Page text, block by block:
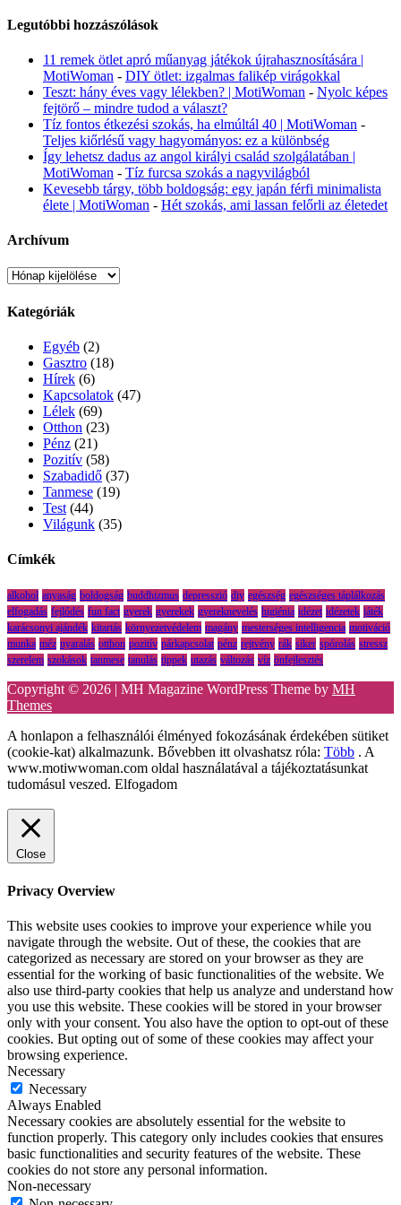
Legutóbbi hozzászólások
11 remek ötlet apró műanyag játékok újrahasznosítására |
MotiWoman - DIY ötlet: izgalmas falikép virágokkal
Teszt: hány éves vagy lélekben? | MotiWoman - Nyolc képes
fejtörő – mindre tudod a választ?
Tíz fontos étkezési szokás, ha elmúltál 40 | MotiWoman -
Teljes kiőrlésű vagy hagyományos: ez a különbség
Így lehetsz dadus az angol királyi család szolgálatában |
MotiWoman - Tíz furcsa szokás a nagyvilágból
Kevesebb tárgy, több boldogság: egy japán férfi minimalista
élete | MotiWoman - Hét szokás, ami lassan felőrli az életedet
Archívum
Archívum
Kategóriák
Egyéb (2)
Gasztro (18)
Hírek (6)
Kapcsolatok (47)
Lélek (69)
Otthon (23)
Pénz (21)
Pozitív (58)
Szabadidő (37)
Tanmese (19)
Test (44)
Világunk (35)
Címkék
alkohol anyaság boldogság buddhizmus depresszió diy egészség egészséges táplálkozás
elfogadás fejlődés fun fact gyerek gyerekek gyereknevelés higiénia idézet idézetek játék
karácsonyi ajándék kitartás környezetvédelem magány mesterséges intelligencia motiváció
munka méz nyaralás otthon pozitív párkapcsolat pénz rejtvény rák siker spórolás stressz
szerelem szokások tanmese tanulás tippek utazás változás víz önfejlesztés
Copyright © 2026 | MH Magazine WordPress Theme by MH
Themes
A honlapon a felhasználói élményed fokozásának érdekében sütiket
(cookie-kat) alkalmazunk. Bővebben itt olvashatsz róla: Több . A
www.motiwwoman.com oldal használatával a tájékoztatásunkat
tudomásul veszed. Elfogadom
Close
Privacy Overview
This website uses cookies to improve your experience while you
navigate through the website. Out of these, the cookies that are
categorized as necessary are stored on your browser as they are
essential for the working of basic functionalities of the website. We
also use third-party cookies that help us analyze and understand how
you use this website. These cookies will be stored in your browser
only with your consent. You also have the option to opt-out of these
cookies. But opting out of some of these cookies may affect your
browsing experience.
Necessary
Necessary
Always Enabled
Necessary cookies are absolutely essential for the website to
function properly. This category only includes cookies that ensures
basic functionalities and security features of the website. These
cookies do not store any personal information.
Non-necessary